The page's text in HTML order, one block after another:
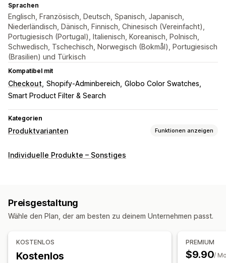
Sprachen
Englisch, Französisch, Deutsch, Spanisch, Japanisch,
Niederländisch, Dänisch, Finnisch, Chinesisch (Vereinfacht),
Portugiesisch (Portugal), Italienisch, Koreanisch, Polnisch,
Schwedisch, Tschechisch, Norwegisch (Bokmål), Portugiesisch
(Brasilien) und Türkisch
Kompatibel mit
Checkout Shopify-Adminbereich Globo Color Swatches
Smart Product Filter & Search
Kategorien
Produktvarianten Funktionen anzeigen
Anpassung
Benutzerdefinierter Text
Benutzerdefinierte CSS Benutzerdefiniertes HTML
Import und Export
Individuelle Produkte – Sonstiges
Preisgestaltung
Wähle den Plan, der am besten zu deinem Unternehmen passt.
KOSTENLOS
Kostenlos
PREMIUM
$9.90/